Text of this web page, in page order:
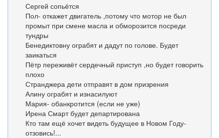
Сергей сопьётся
Пол- откажет двигатель ,потому что мотор не был
промыт при смене масла и обморозится посреди
тундры
Бенедиктовну ограбят и дадут по голове. Будет
заикаться
Пётр переживёт сердечный приступ ,но будет говорить
плохо
Странджера дети отправят в дом призрения
Алину ограбят и изнасилуют
Мария- обанкротится (если не уже)
Ирена Смарт будет департирована
Кто там ещё хочет видеть будущее в Новом Году-
отзовись!...